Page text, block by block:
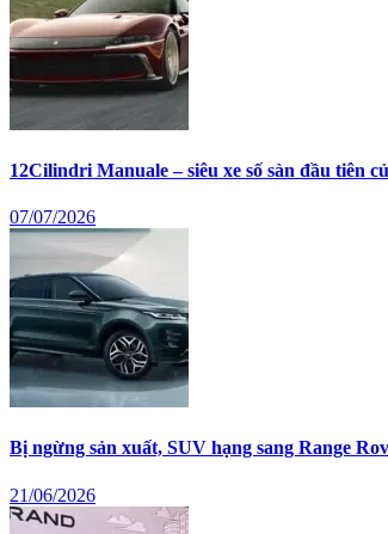
12Cilindri Manuale – siêu xe số sàn đầu tiên
07/07/2026
Bị ngừng sản xuất, SUV hạng sang Range
21/06/2026